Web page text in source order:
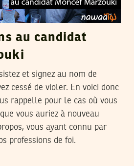
au candidat
et signez au nom de
cessé de violer. En voici donc
rappelle pour le cas où vous
vous auriez à nouveau
vous ayant connu par
professions de foi.